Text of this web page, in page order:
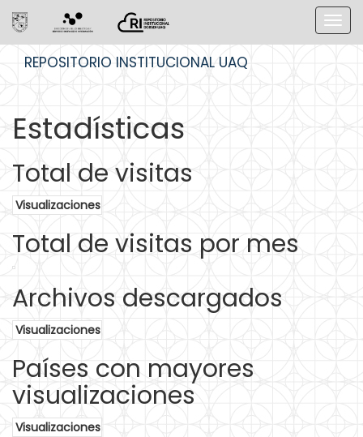
REPOSITORIO INSTITUCIONAL UAQ
Estadísticas
Total de visitas
Visualizaciones
Total de visitas por mes
Archivos descargados
Visualizaciones
Países con mayores
visualizaciones
Visualizaciones